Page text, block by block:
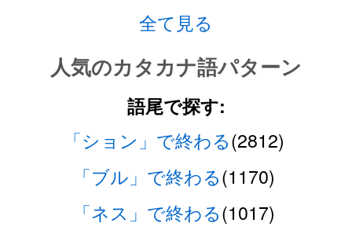
全て見る
人気のカタカナ語パターン
語尾で探す:
「ション」で終わる(2812)
「ブル」で終わる(1170)
「ネス」で終わる(1017)